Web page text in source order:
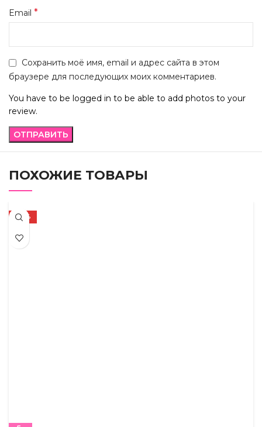
Email *
Сохранить моё имя, email и адрес сайта в этом
браузере для последующих моих комментариев.
You have to be logged in to be able to add photos to your
review.
ПОХОЖИЕ ТОВАРЫ
-72%